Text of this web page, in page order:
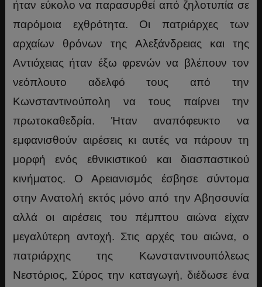
ήταν εύκολο να παρασυρθεί από ζηλοτυπία σε
παρόμοια εχθρότητα. Οι πατριάρχες των
αρχαίων θρόνων της Αλεξάνδρειας και της
Αντιόχειας ήταν έξω φρενών να βλέπουν τον
νεόπλουτο αδελφό τους από την
Κωνσταντινούπολη να τους παίρνει την
πρωτοκαθεδρία. Ήταν αναπόφευκτο να
εμφανισθούν αιρέσεις κι αυτές να πάρουν τη
μορφή ενός εθνικιστικού και διασπαστικού
κινήματος. Ο Αρειανισμός έσβησε σύντομα
στην Ανατολή εκτός μόνο από την Αβησσυνία
αλλά οι αιρέσεις του πέμπτου αιώνα είχαν
μεγαλύτερη αντοχή. Στις αρχές του αιώνα, ο
πατριάρχης της Κωνσταντινουπόλεως
Νεστόριος, Σύρος την καταγωγή, διέδωσε ένα